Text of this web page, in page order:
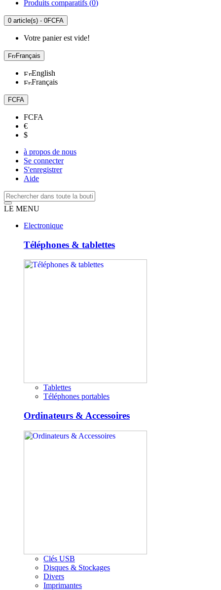
Produits comparatifs (0)
0 article(s) - 0FCFA
Votre panier est vide!
Français
English
Français
FCFA
FCFA
€
$
à propos de nous
Se connecter
S'enregistrer
Aide
LE MENU
Electronique
Téléphones & tablettes
Tablettes
Téléphones portables
Ordinateurs & Accessoires
Clés USB
Disques & Stockages
Divers
Imprimantes